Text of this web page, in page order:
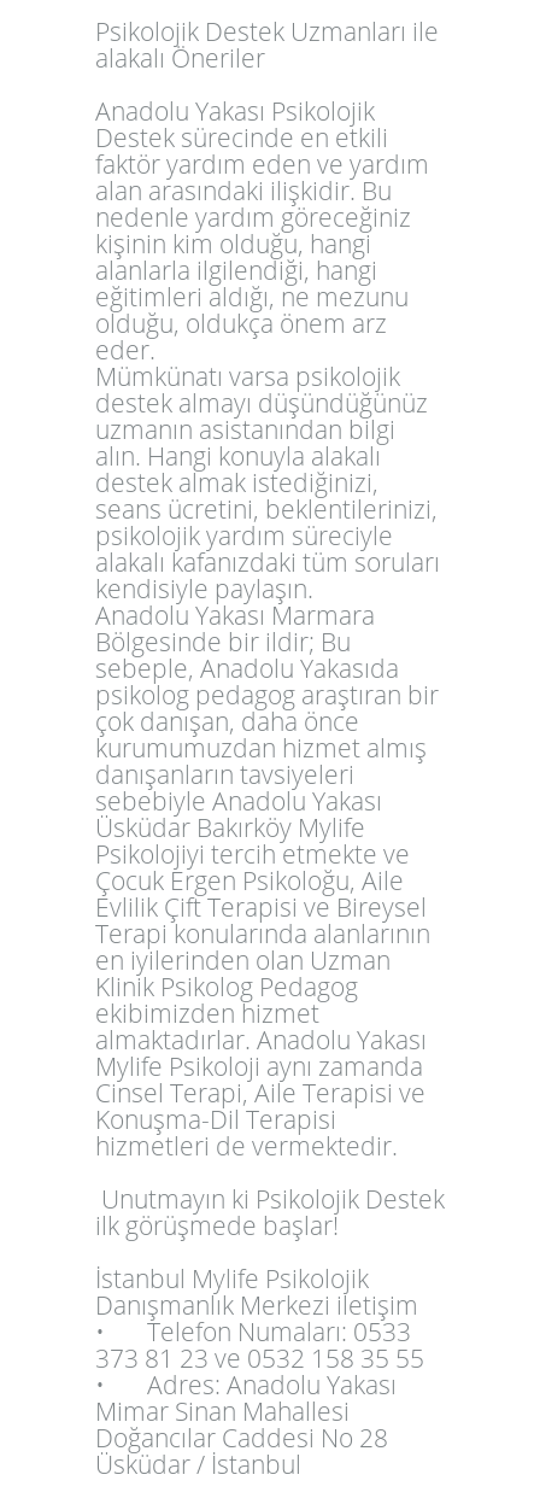
Psikolojik Destek Uzmanları ile
alakalı Öneriler
Anadolu Yakası Psikolojik
Destek sürecinde en etkili
faktör yardım eden ve yardım
alan arasındaki ilişkidir. Bu
nedenle yardım göreceğiniz
kişinin kim olduğu, hangi
alanlarla ilgilendiği, hangi
eğitimleri aldığı, ne mezunu
olduğu, oldukça önem arz
eder.
Mümkünatı varsa psikolojik
destek almayı düşündüğünüz
uzmanın asistanından bilgi
alın. Hangi konuyla alakalı
destek almak istediğinizi,
seans ücretini, beklentilerinizi,
psikolojik yardım süreciyle
alakalı kafanızdaki tüm soruları
kendisiyle paylaşın.
Anadolu Yakası Marmara
Bölgesinde bir ildir; Bu
sebeple, Anadolu Yakasıda
psikolog pedagog araştıran bir
çok danışan, daha önce
kurumumuzdan hizmet almış
danışanların tavsiyeleri
sebebiyle Anadolu Yakası
Üsküdar Bakırköy Mylife
Psikolojiyi tercih etmekte ve
Çocuk Ergen Psikoloğu, Aile
Evlilik Çift Terapisi ve Bireysel
Terapi konularında alanlarının
en iyilerinden olan Uzman
Klinik Psikolog Pedagog
ekibimizden hizmet
almaktadırlar. Anadolu Yakası
Mylife Psikoloji aynı zamanda
Cinsel Terapi, Aile Terapisi ve
Konuşma-Dil Terapisi
hizmetleri de vermektedir.
Unutmayın ki Psikolojik Destek
ilk görüşmede başlar!
İstanbul Mylife Psikolojik
Danışmanlık Merkezi iletişim
• Telefon Numaları: 0533
373 81 23 ve 0532 158 35 55
• Adres: Anadolu Yakası
Mimar Sinan Mahallesi
Doğancılar Caddesi No 28
Üsküdar / İstanbul